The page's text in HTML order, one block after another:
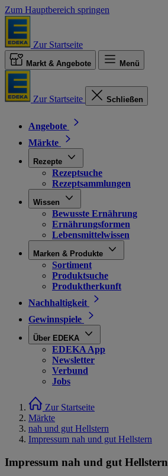
Zum Hauptbereich springen
Zur Startseite
Markt & Angebote Menü
Zur Startseite Schließen
Angebote
Märkte
Rezepte
Rezeptsuche
Rezeptsammlungen
Wissen
Bewusste Ernährung
Ernährungsformen
Lebensmittelwissen
Marken & Produkte
Sortiment
Produktsuche
Produktherkunft
Nachhaltigkeit
Gewinnspiele
Über EDEKA
EDEKA App
Newsletter
Verbund
Jobs
Zur Startseite
Märkte
nah und gut Hellstern
Impressum nah und gut Hellstern
Impressum nah und gut Hellstern